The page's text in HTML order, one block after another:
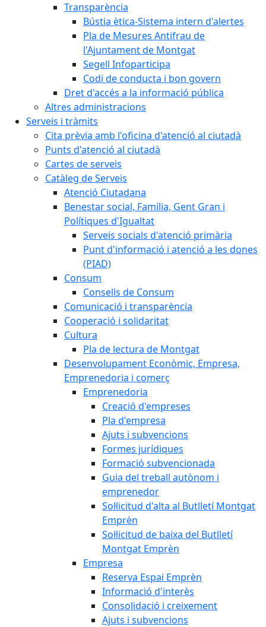
Transparència
Bústia ètica-Sistema intern d'alertes
Pla de Mesures Antifrau de
l'Ajuntament de Montgat
Segell Infoparticipa
Codi de conducta i bon govern
Dret d'accés a la informació pública
Altres administracions
Serveis i tràmits
Cita prèvia amb l'oficina d'atenció al ciutadà
Punts d'atenció al ciutadà
Cartes de serveis
Catàleg de Serveis
Atenció Ciutadana
Benestar social, Família, Gent Gran i
Polítiques d'Igualtat
Serveis socials d'atenció primària
Punt d'informació i atenció a les dones
(PIAD)
Consum
Consells de Consum
Comunicació i transparència
Cooperació i solidaritat
Cultura
Pla de lectura de Montgat
Desenvolupament Econòmic, Empresa,
Emprenedoria i comerç
Emprenedoria
Creació d'empreses
Pla d'empresa
Ajuts i subvencions
Formes jurídiques
Formació subvencionada
Guia del treball autònom i
emprenedor
Sol·licitud d'alta al Butlletí Montgat
Emprèn
Sol·licitud de baixa del Butlletí
Montgat Emprèn
Empresa
Reserva Espai Emprèn
Informació d'interès
Consolidació i creixement
Ajuts i subvencions